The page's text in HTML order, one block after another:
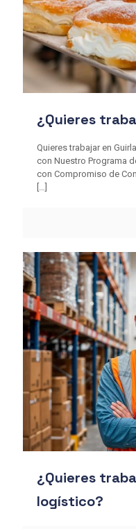
¿Quieres
Quieres trabajar en
con Nuestro Programa
con Compromiso de
[…]
¿Quieres
logístico?